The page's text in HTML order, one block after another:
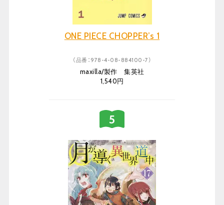
ONE PIECE CHOPPER’s 1
（品番：978-4-08-884100-7）
maxilla/製作 集英社
1,540円